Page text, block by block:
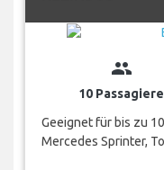
group
10 Passagiere
Geeignet für bis zu
Mercedes Sprinter,